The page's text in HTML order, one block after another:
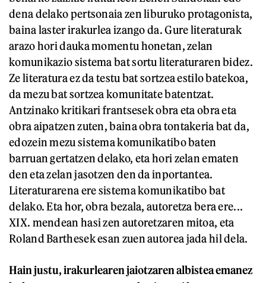
dena delako pertsonaia zen liburuko protagonista,
baina laster irakurlea izango da. Gure literaturak
arazo hori dauka momentu honetan, zelan
komunikazio sistema bat sortu literaturaren bidez.
Ze literatura ez da testu bat sortzea estilo batekoa,
da mezu bat sortzea komunitate batentzat.
Antzinako kritikari frantsesek obra eta obra eta
obra aipatzen zuten, baina obra tontakeria bat da,
edozein mezu sistema komunikatibo baten
barruan gertatzen delako, eta hori zelan ematen
den eta zelan jasotzen den da inportantea.
Literaturarena ere sistema komunikatibo bat
delako. Eta hor, obra bezala, autoretza bera ere...
XIX. mendean hasi zen autoretzaren mitoa, eta
Roland Barthesek esan zuen autorea jada hil dela.
Hain justu, irakurlearen jaiotzaren albistea emanez